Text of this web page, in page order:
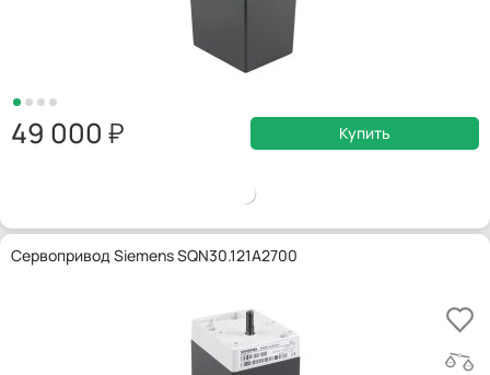
49 000 Купить
Сервопривод Siemens SQN30.121A2700